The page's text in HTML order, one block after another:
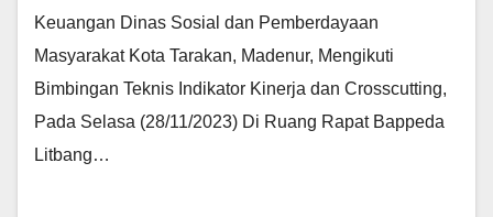
Keuangan Dinas Sosial dan Pemberdayaan
Masyarakat Kota Tarakan, Madenur, Mengikuti
Bimbingan Teknis Indikator Kinerja dan Crosscutting,
Pada Selasa (28/11/2023) Di Ruang Rapat Bappeda
Litbang…